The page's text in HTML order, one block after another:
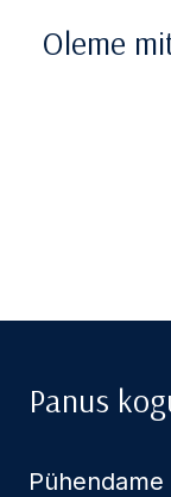
Oleme
Panus